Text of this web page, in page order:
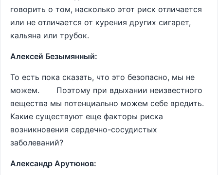
говорить о том, насколько этот риск отличается
или не отличается от курения других сигарет,
кальяна или трубок.
Алексей Безымянный:
То есть пока сказать, что это безопасно, мы не
можем. Поэтому при вдыхании неизвестного
вещества мы потенциально можем себе вредить.
Какие существуют еще факторы риска
возникновения сердечно-сосудистых
заболеваний?
Александр Арутюнов: